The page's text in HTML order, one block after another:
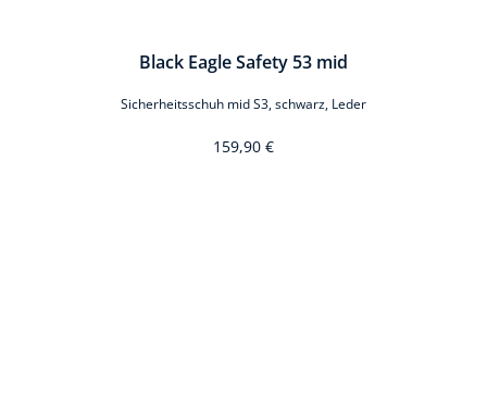
Black Eagle Safety 53 mid
Sicherheitsschuh mid S3, schwarz, Leder
159,90 €